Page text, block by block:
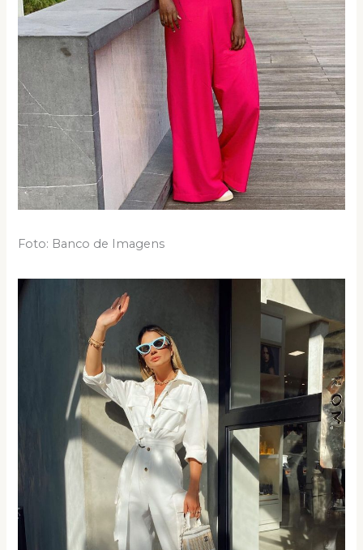
Foto: Banco de Imagens